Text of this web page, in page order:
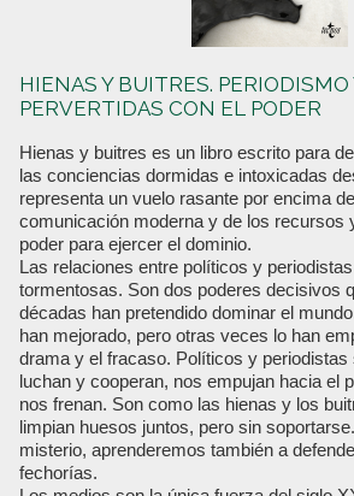
HIENAS Y BUITRES.
PERVERTIDAS CON EL PODER
Hienas y buitres es un libro escrito para
las conciencias dormidas e intoxicadas
representa un vuelo rasante por encima
comunicación moderna y de los recursos
poder para ejercer el dominio.
Las relaciones entre políticos y
tormentosas. Son dos poderes decisivos
décadas han pretendido dominar el
han mejorado, pero otras veces lo han
drama y el fracaso. Políticos y periodistas
luchan y cooperan, nos empujan hacia el
nos frenan. Son como las hienas y los
limpian huesos juntos, pero sin
misterio, aprenderemos también a
fechorías.